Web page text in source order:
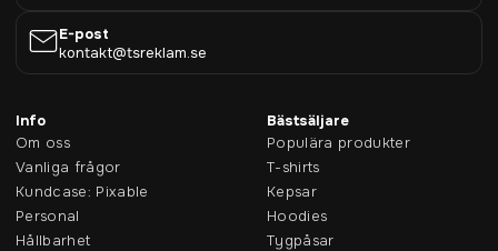
E-post
kontakt@tsreklam.se
Info
Om oss
Vanliga frågor
Kundcase: Pixable
Personal
Hållbarhet
Bästsäljare
Populära produkter
T-shirts
Kepsar
Hoodies
Tygpåsar